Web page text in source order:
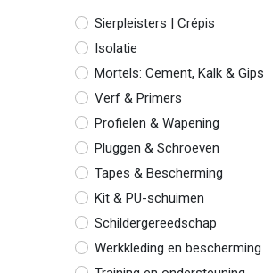
Sierpleisters | Crépis
Isolatie
Mortels: Cement, Kalk & Gips
Verf & Primers
Profielen & Wapening
Pluggen & Schroeven
Tapes & Bescherming
Kit & PU-schuimen
Schildergereedschap
Werkkleding en bescherming